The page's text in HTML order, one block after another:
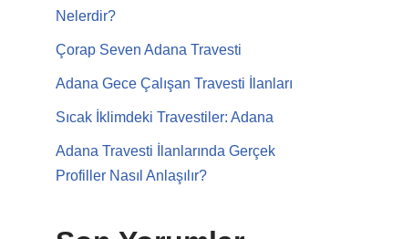
Nelerdir?
Çorap Seven Adana Travesti
Adana Gece Çalışan Travesti İlanları
Sıcak İklimdeki Travestiler: Adana
Adana Travesti İlanlarında Gerçek
Profiller Nasıl Anlaşılır?